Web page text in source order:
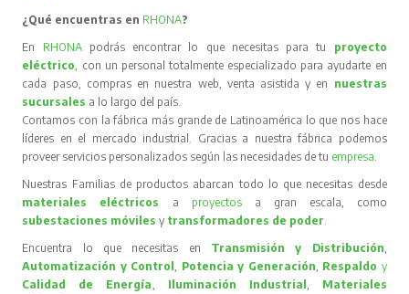
¿Qué encuentras en RHONA?
En RHONA podrás encontrar lo que necesitas para tu proyecto
eléctrico , con un personal totalmente especializado para ayudarte en
cada paso, compras en nuestra web, venta asistida y en nuestras
sucursales a lo largo del país.
Contamos con la fábrica más grande de Latinoamérica lo que nos hace
líderes en el mercado industrial. Gracias a nuestra fábrica podemos
proveer servicios personalizados según las necesidades de tu empresa
Nuestras Familias de productos abarcan todo lo que necesitas desde
materiales eléctricos
a proyectos
a gran escala, como
subestaciones móvilesy transformadores de poder
Encuentra lo que necesitas en Transmisión y Distribución
Automatización y Control
Potencia y Generación Respaldo y
Calidad de Energía
Iluminación Industrial
Materiales